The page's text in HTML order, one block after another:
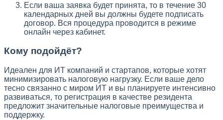
Если ваша заявка будет принята, то в течение 30
календарных дней вы должны будете подписать
договор. Вся процедура проводится в режиме
онлайн через кабинет.
Кому подойдёт?
Идеален для ИТ компаний и стартапов, которые хотят
минимизировать налоговую нагрузку. Если ваше дело
тесно связанно с миром ИТ и вы планируете интенсивно
развиваться, то регистрация в качестве резидента
предложит значительные налоговые преимущества и
поддержку.